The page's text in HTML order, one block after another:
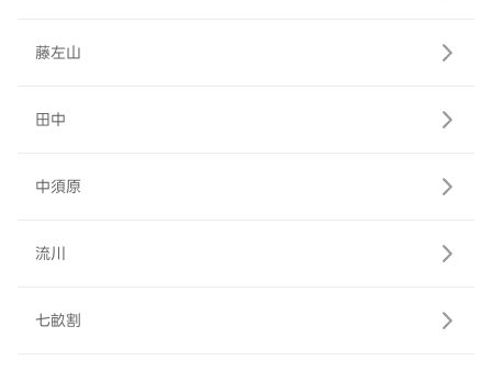
藤左山
田中
中須原
流川
七畝割